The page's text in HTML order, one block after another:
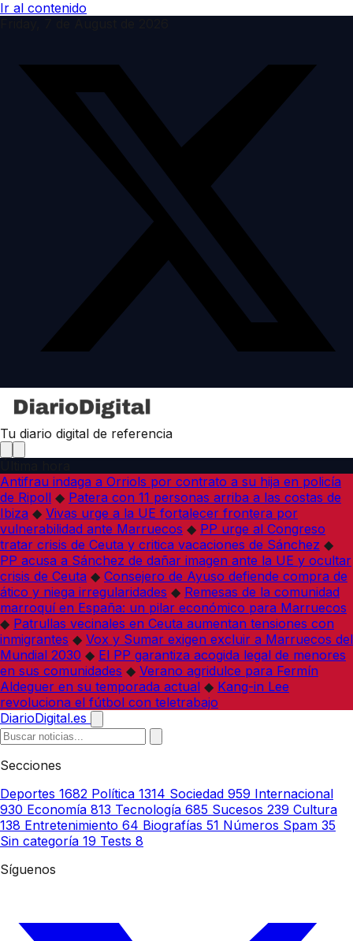
Ir al contenido
Tu diario digital de referencia
Antifrau indaga a Orriols por contrato a su hija en policía
de Ripoll ◆ Patera con 11 personas arriba a las costas de
Ibiza ◆ Vivas urge a la UE fortalecer frontera por
vulnerabilidad ante Marruecos ◆ PP urge al Congreso
tratar crisis de Ceuta y critica vacaciones de Sánchez ◆
PP acusa a Sánchez de dañar imagen ante la UE y ocultar
crisis de Ceuta ◆ Consejero de Ayuso defiende compra de
ático y niega irregularidades ◆ Remesas de la comunidad
marroquí en España: un pilar económico para Marruecos
◆ Patrullas vecinales en Ceuta aumentan tensiones con
inmigrantes ◆ Vox y Sumar exigen excluir a Marruecos del
Mundial 2030 ◆ El PP garantiza acogida legal de menores
en sus comunidades ◆ Verano agridulce para Fermín
Aldeguer en su temporada actual ◆ Kang-in Lee
revoluciona el fútbol con teletrabajo
DiarioDigital.es
Secciones
Deportes 1682 Política 1314 Sociedad 959 Internacional
930 Economía 813 Tecnología 685 Sucesos 239 Cultura
138 Entretenimiento 64 Biografías 51 Números Spam 35
Sin categoría 19 Tests 8
Síguenos